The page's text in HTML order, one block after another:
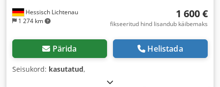
Hessisch Lichtenau
1 274 km
1 600 €
fikseeritud hind lisandub käibemaks
Pärida Helistada
Seisukord: kasutatud,